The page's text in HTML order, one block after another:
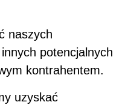
naszych
potencjalnych
kontrahentem.
uzyskać